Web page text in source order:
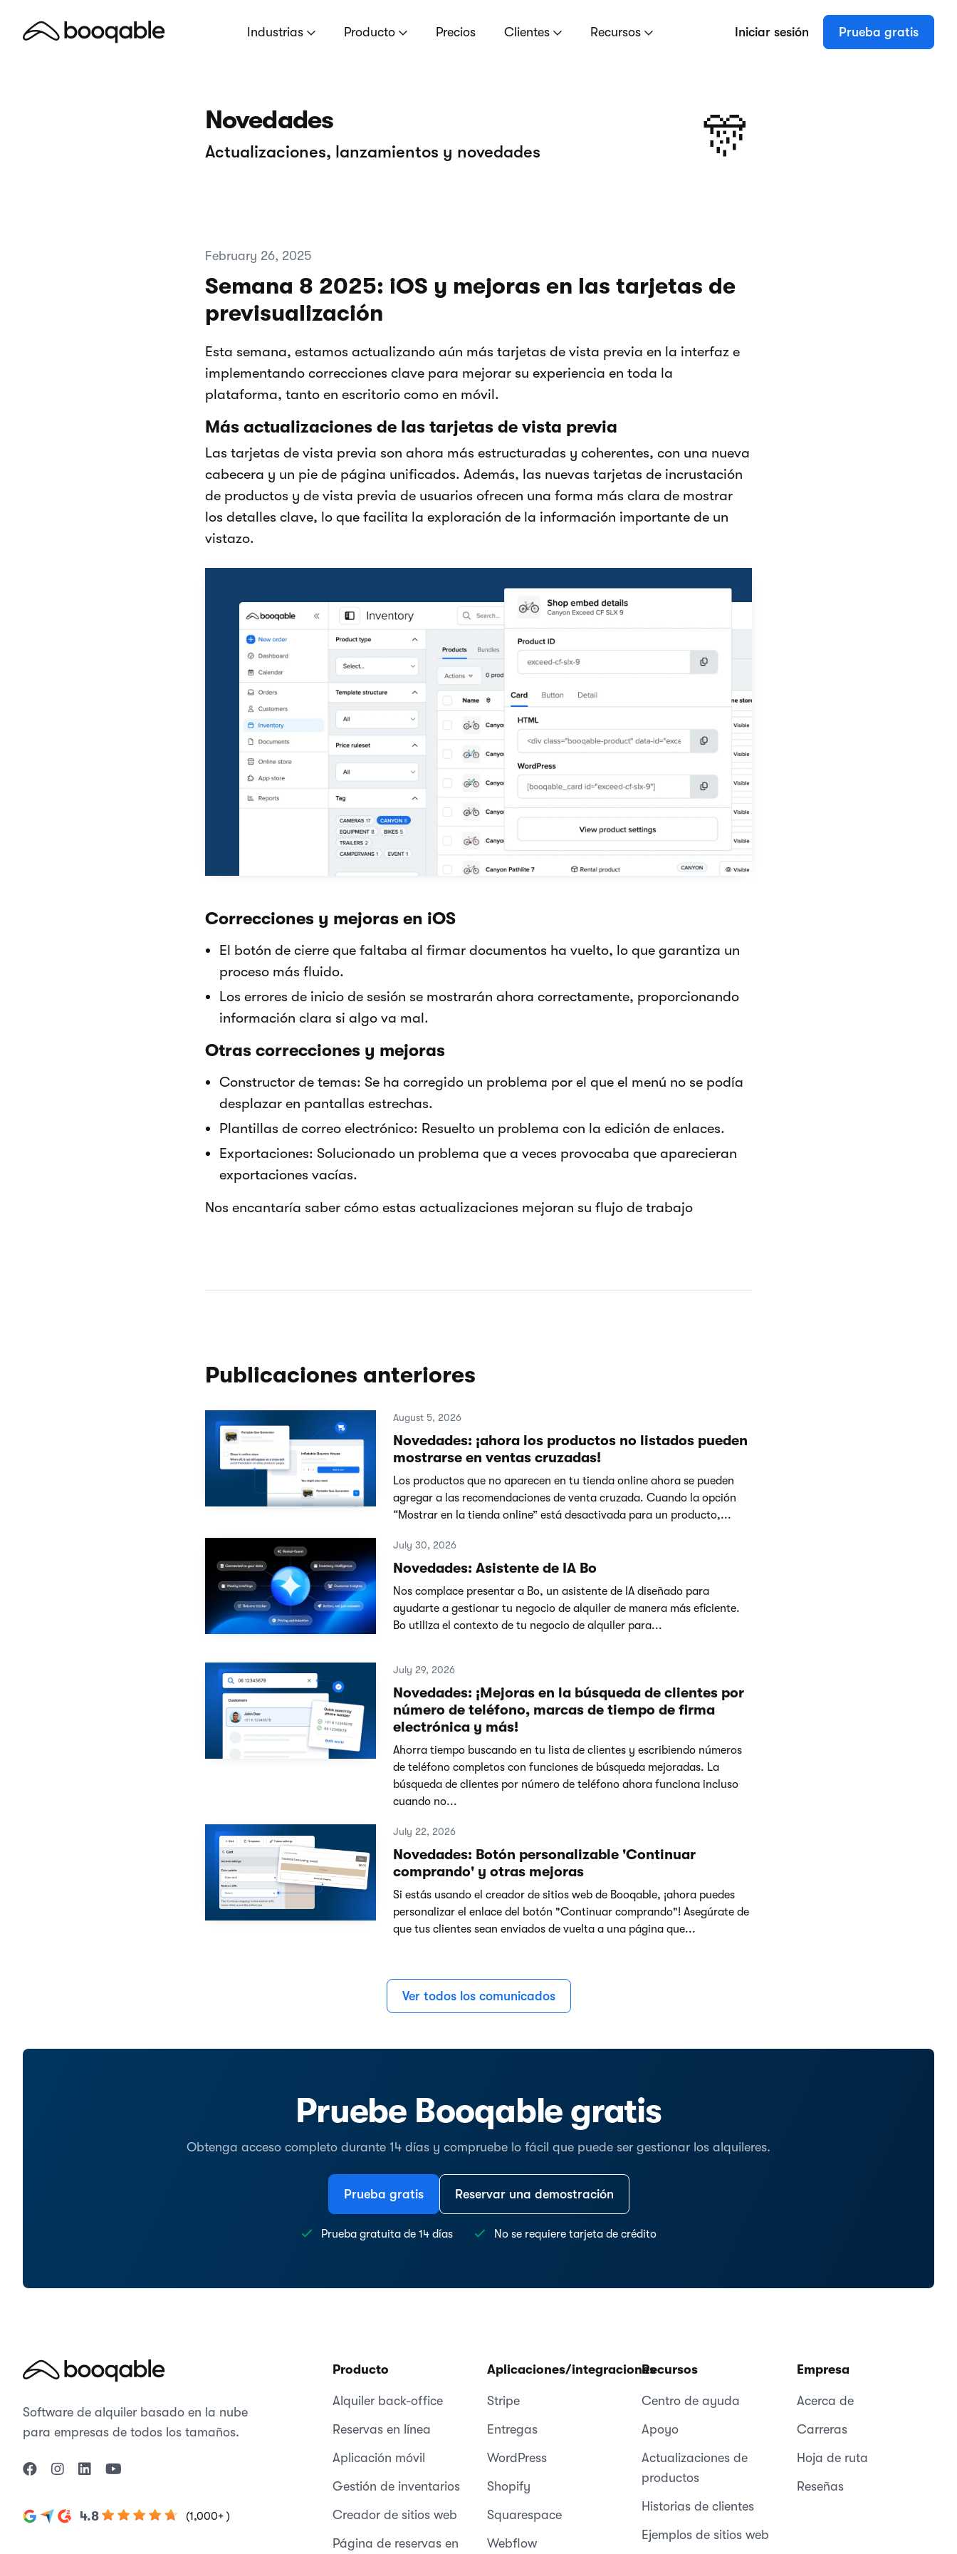
Industrias Producto Precios Clientes Recursos Iniciar sesión Prueba gratis
Novedades
Actualizaciones, lanzamientos y novedades 🎊
February 26, 2025
Semana 8 2025: iOS y mejoras en las tarjetas de
previsualización
Esta semana, estamos actualizando aún más tarjetas de vista previa en la interfaz e
implementando correcciones clave para mejorar su experiencia en toda la
plataforma, tanto en escritorio como en móvil.
Más actualizaciones de las tarjetas de vista previa
Las tarjetas de vista previa son ahora más estructuradas y coherentes, con una nueva
cabecera y un pie de página unificados. Además, las nuevas tarjetas de incrustación
de productos y de vista previa de usuarios ofrecen una forma más clara de mostrar
los detalles clave, lo que facilita la exploración de la información importante de un
vistazo.
Correcciones y mejoras en iOS
El botón de cierre que faltaba al firmar documentos ha vuelto, lo que garantiza un
proceso más fluido.
Los errores de inicio de sesión se mostrarán ahora correctamente, proporcionando
información clara si algo va mal.
Otras correcciones y mejoras
Constructor de temas: Se ha corregido un problema por el que el menú no se podía
desplazar en pantallas estrechas.
Plantillas de correo electrónico: Resuelto un problema con la edición de enlaces.
Exportaciones: Solucionado un problema que a veces provocaba que aparecieran
exportaciones vacías.
Nos encantaría saber cómo estas actualizaciones mejoran su flujo de trabajo
Publicaciones anteriores
August 5, 2026
Novedades: ¡ahora los productos no listados pueden
mostrarse en ventas cruzadas!
Los productos que no aparecen en tu tienda online ahora se pueden
agregar a las recomendaciones de venta cruzada. Cuando la opción
“Mostrar en la tienda online” está desactivada para un producto,...
July 30, 2026
Novedades: Asistente de IA Bo
Nos complace presentar a Bo, un asistente de IA diseñado para
ayudarte a gestionar tu negocio de alquiler de manera más eficiente.
Bo utiliza el contexto de tu negocio de alquiler para...
July 29, 2026
Novedades: ¡Mejoras en la búsqueda de clientes por
número de teléfono, marcas de tiempo de firma
electrónica y más!
Ahorra tiempo buscando en tu lista de clientes y escribiendo números
de teléfono completos con funciones de búsqueda mejoradas. La
búsqueda de clientes por número de teléfono ahora funciona incluso
cuando no...
July 22, 2026
Novedades: Botón personalizable 'Continuar
comprando' y otras mejoras
Si estás usando el creador de sitios web de Booqable, ¡ahora puedes
personalizar el enlace del botón "Continuar comprando"! Asegúrate de
que tus clientes sean enviados de vuelta a una página que...
Ver todos los comunicados
Pruebe Booqable gratis
Obtenga acceso completo durante 14 días y compruebe lo fácil que puede ser gestionar los alquileres.
Prueba gratis Reservar una demostración
Prueba gratuita de 14 días No se requiere tarjeta de crédito
Software de alquiler basado en la nube
para empresas de todos los tamaños.
4.8 (1,000+ )
Producto
Alquiler back-office
Reservas en línea
Aplicación móvil
Gestión de inventarios
Creador de sitios web
Página de reservas en
Aplicaciones/integraciones
Stripe
Entregas
WordPress
Shopify
Squarespace
Webflow
Recursos
Centro de ayuda
Apoyo
Actualizaciones de
productos
Historias de clientes
Ejemplos de sitios web
Empresa
Acerca de
Carreras
Hoja de ruta
Reseñas